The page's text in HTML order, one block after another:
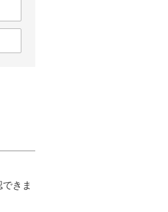
きま